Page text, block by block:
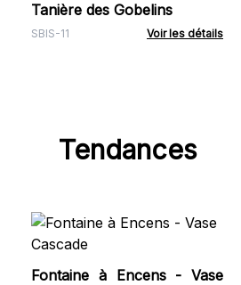
Tanière des Gobelins
SBIS-11 Voir les détails
Tendances
Fontaine à Encens - Vase